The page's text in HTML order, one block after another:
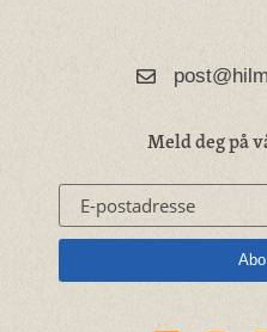
Meld deg på